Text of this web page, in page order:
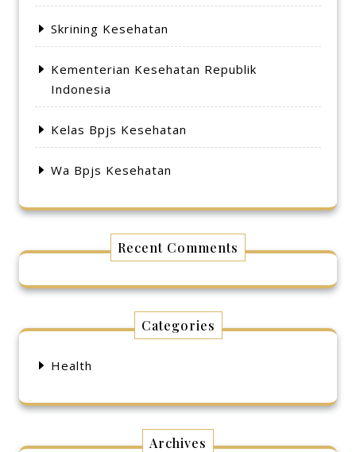
Skrining Kesehatan
Kementerian Kesehatan Republik
Indonesia
Kelas Bpjs Kesehatan
Wa Bpjs Kesehatan
Recent Comments
Categories
Health
Archives